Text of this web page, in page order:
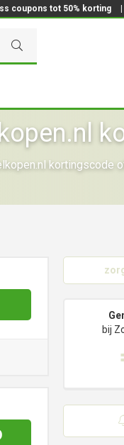
coupons tot 50% korting
kortingscode
bij